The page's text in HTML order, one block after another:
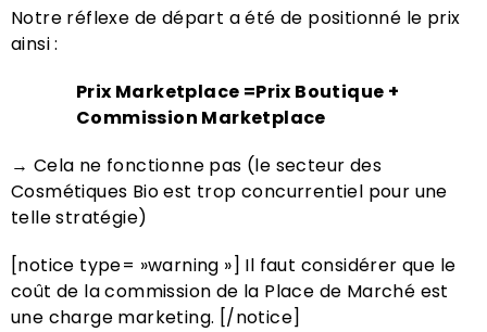
Notre réflexe de départ a été de positionné le prix
ainsi :
Prix Marketplace =Prix Boutique +
Commission Marketplace
→ Cela ne fonctionne pas (le secteur des
Cosmétiques Bio est trop concurrentiel pour une
telle stratégie)
[notice type= »warning »] Il faut considérer que le
coût de la commission de la Place de Marché est
une charge marketing. [/notice]